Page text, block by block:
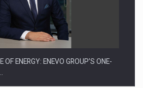
OF ENERGY: ENEVO GROUP’S ONE-